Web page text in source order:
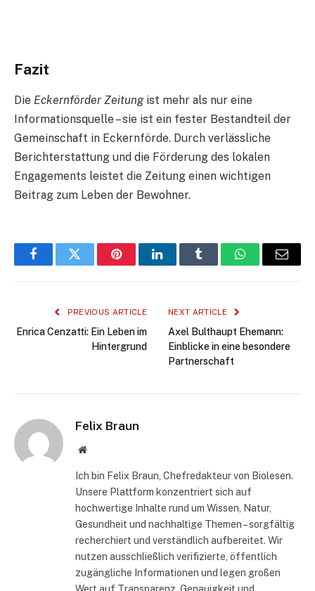
Fazit
Die Eckernförder Zeitungist mehr als nur eine
Informationsquelle – sie ist ein fester Bestandteil der
Gemeinschaft in Eckernförde. Durch verlässliche
Berichterstattung und die Förderung des lokalen
Engagements leistet die Zeitung einen wichtigen
Beitrag zum Leben der Bewohner.
FacebookTwitter PinterestLinkedInTumblr WhatsAppEmail
PREVIOUS ARTICLE
Enrica Cenzatti: Ein Leben im
Hintergrund
NEXT ARTICLE
Axel Bulthaupt Ehemann:
Einblicke in eine besondere
Partnerschaft
Felix Braun
Website
Ich bin Felix Braun, Chefredakteur von Biolesen.
Unsere Plattform konzentriert sich auf
hochwertige Inhalte rund um Wissen, Natur,
Gesundheit und nachhaltige Themen – sorgfältig
recherchiert und verständlich aufbereitet. Wir
nutzen ausschließlich verifizierte, öffentlich
zugängliche Informationen und legen großen